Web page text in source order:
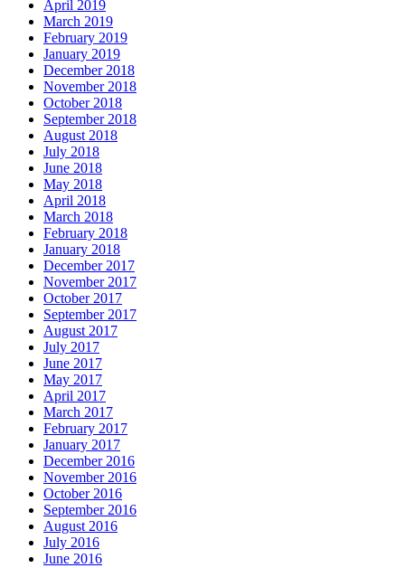
April 2019
March 2019
February 2019
January 2019
December 2018
November 2018
October 2018
September 2018
August 2018
July 2018
June 2018
May 2018
April 2018
March 2018
February 2018
January 2018
December 2017
November 2017
October 2017
September 2017
August 2017
July 2017
June 2017
May 2017
April 2017
March 2017
February 2017
January 2017
December 2016
November 2016
October 2016
September 2016
August 2016
July 2016
June 2016